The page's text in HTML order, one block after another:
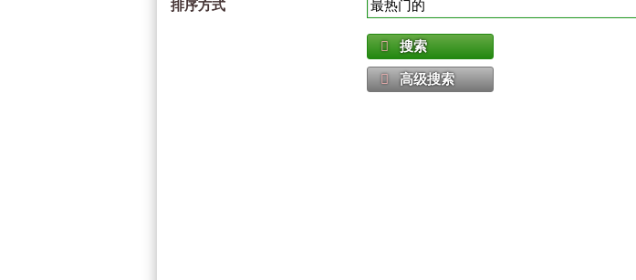
排序方式
搜索
高级搜索